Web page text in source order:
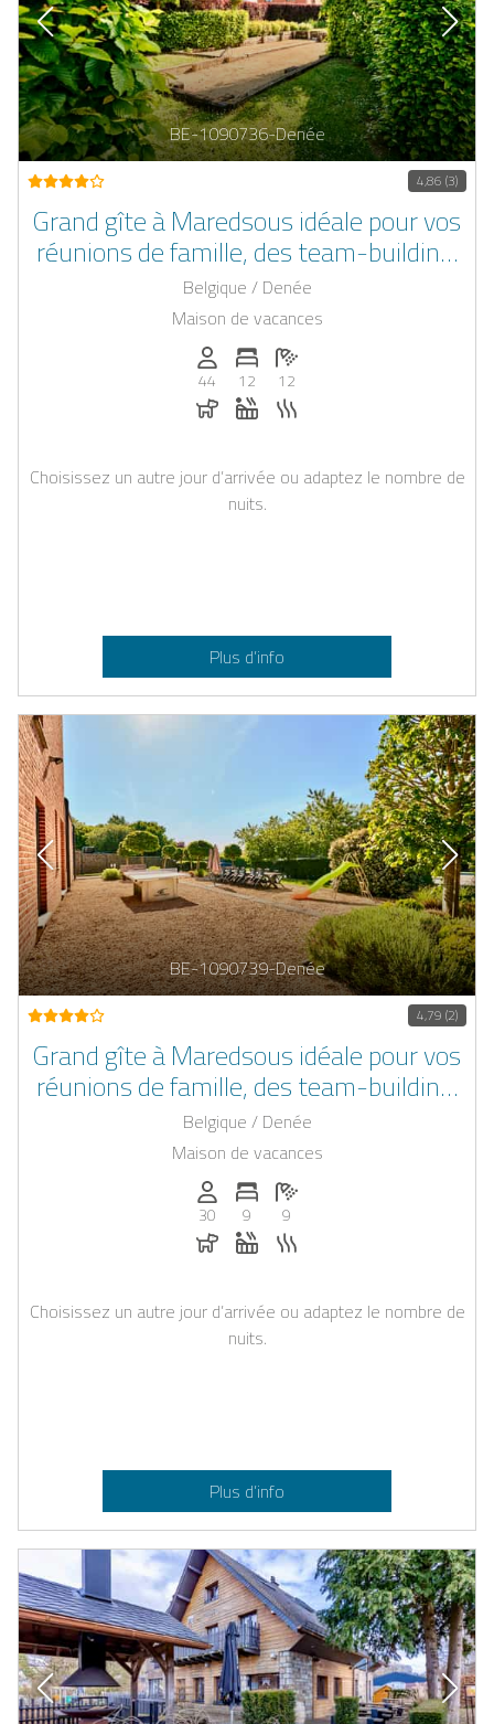
BE-1090736-Denée
4,86 (3)
Grand gîte à Maredsous idéale pour vos
réunions de famille, des team-building,
séminaires et fêtes entre amis avec
espace de détente privé
Belgique / Denée
Maison de vacances
Personnes (max): 44
44
Nombre de chambres: 12
12
Nombre de salles de bain: 12
12
Chiens autorisés
Jacuzzi
Choisissez un autre jour d’arrivée ou adaptez le nombre de
nuits.
Plus d’info
BE-1090739-Denée
4,79 (2)
Grand gîte à Maredsous idéale pour vos
réunions de famille, des team-building,
séminaires et fêtes entre amis avec
espace de détente privé
Belgique / Denée
Maison de vacances
Personnes (max): 30
30
Nombre de chambres: 9
9
Nombre de salles de bain: 9
9
Chiens autorisés
Jacuzzi
Choisissez un autre jour d’arrivée ou adaptez le nombre de
nuits.
Plus d’info